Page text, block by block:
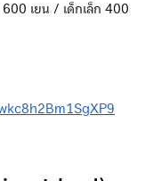
เยน / เด็กเล็ก 400